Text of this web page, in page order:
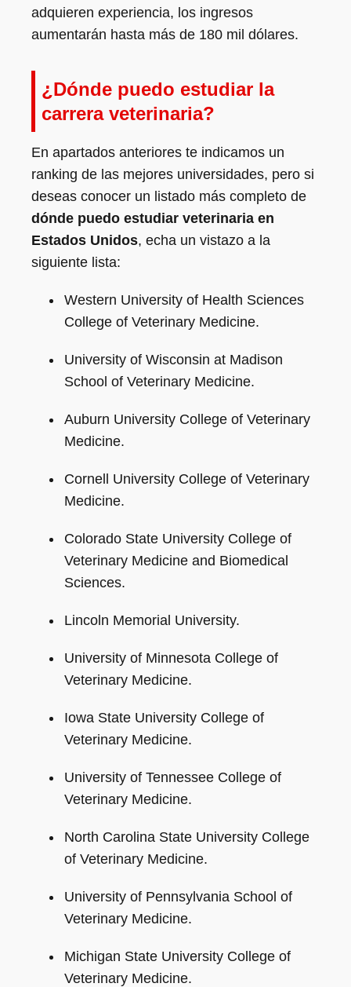
adquieren experiencia, los ingresos
aumentarán hasta más de 180 mil dólares.
¿Dónde puedo estudiar la
carrera veterinaria?
En apartados anteriores te indicamos un
ranking de las mejores universidades, pero si
deseas conocer un listado más completo de
dónde puedo estudiar veterinaria en
Estados Unidos, echa un vistazo a la
siguiente lista:
Western University of Health Sciences
College of Veterinary Medicine.
University of Wisconsin at Madison
School of Veterinary Medicine.
Auburn University College of Veterinary
Medicine.
Cornell University College of Veterinary
Medicine.
Colorado State University College of
Veterinary Medicine and Biomedical
Sciences.
Lincoln Memorial University.
University of Minnesota College of
Veterinary Medicine.
Iowa State University College of
Veterinary Medicine.
University of Tennessee College of
Veterinary Medicine.
North Carolina State University College
of Veterinary Medicine.
University of Pennsylvania School of
Veterinary Medicine.
Michigan State University College of
Veterinary Medicine.